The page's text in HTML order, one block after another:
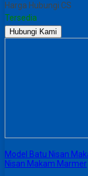
Harga Hubungi CS
Tersedia
Hubungi Kami
Model Batu Nisan
Nisan Makam Marmer